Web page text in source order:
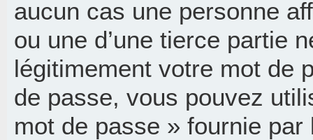
aucun cas une personne
ou une d’une tierce partie
légitimement votre mot de
de passe, vous pouvez
mot de passe » fournie